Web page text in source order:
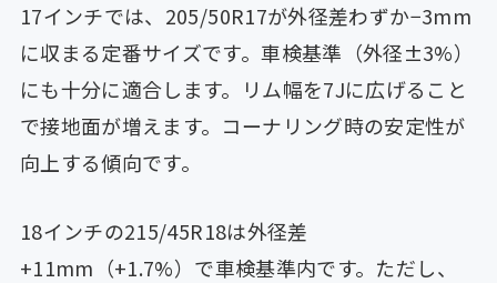
17インチでは、205/50R17が外径差わずか−3mm
に収まる定番サイズです。車検基準（外径±3%）
にも十分に適合します。リム幅を7Jに広げること
で接地面が増えます。コーナリング時の安定性が
向上する傾向です。
18インチの215/45R18は外径差
+11mm（+1.7%）で車検基準内です。ただし、